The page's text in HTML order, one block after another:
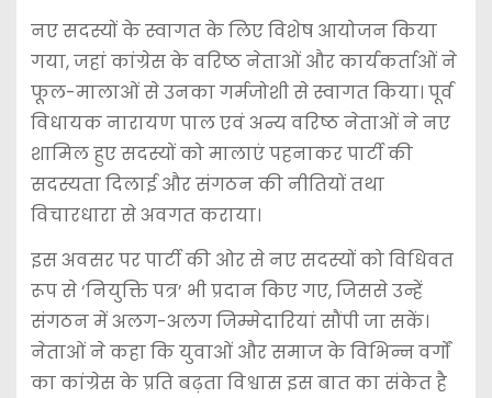
नए सदस्यों के स्वागत के लिए विशेष आयोजन किया
गया, जहां कांग्रेस के वरिष्ठ नेताओं और कार्यकर्ताओं ने
फूल-मालाओं से उनका गर्मजोशी से स्वागत किया। पूर्व
विधायक नारायण पाल एवं अन्य वरिष्ठ नेताओं ने नए
शामिल हुए सदस्यों को मालाएं पहनाकर पार्टी की
सदस्यता दिलाई और संगठन की नीतियों तथा
विचारधारा से अवगत कराया।
इस अवसर पर पार्टी की ओर से नए सदस्यों को विधिवत
रूप से ‘नियुक्ति पत्र’ भी प्रदान किए गए, जिससे उन्हें
संगठन में अलग-अलग जिम्मेदारियां सौंपी जा सकें।
नेताओं ने कहा कि युवाओं और समाज के विभिन्न वर्गों
का कांग्रेस के प्रति बढ़ता विश्वास इस बात का संकेत है